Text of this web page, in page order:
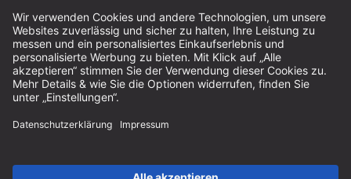
Impressum
AGB
Datenschutz
Cookie-Einstellungen
© 2026 sauter GmbH
* kostenloser Versand ab 150 Euro Bestellwert innerhalb